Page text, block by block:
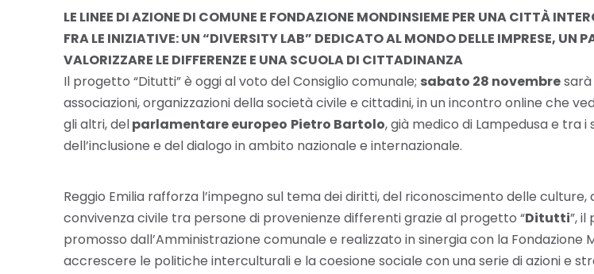
LE LINEE DI AZIONE DI COMUNE E FONDAZIONE MONDINSIEME PER UNA CITTÀ
FRA LE INIZIATIVE: UN “DIVERSITY LAB” DEDICATO AL MONDO DELLE IMPRESE, UN
VALORIZZARE LE DIFFERENZE E UNA SCUOLA DI CITTADINANZA
Il progetto “Ditutti” è oggi al voto del Consiglio comunale; sabato 28 novembre
associazioni, organizzazioni della società civile e cittadini, in un incontro online che
gli altri, delparlamentare europeo Pietro Bartolo, già medico di Lampedusa e tra i
dell’inclusione e del dialogo in ambito nazionale e internazionale.
Reggio Emilia rafforza l’impegno sul tema dei diritti, del riconoscimento delle
convivenza civile tra persone di provenienze differenti grazie al progetto “Ditutti”,
promosso dall’Amministrazione comunale e realizzato in sinergia con la Fondazione
accrescere le politiche interculturali e la coesione sociale con una serie di azioni e